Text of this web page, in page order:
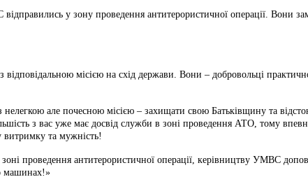
у зону проведення антитерористичної операції. Вони
місією на схід держави. Вони – добровольці
але почесною місією – захищати свою Батьківщину та
з вас уже має досвід служби в зоні проведення АТО, тому
витримку та мужність!
проведення антитерористичної операції, керівництву УМВС
машинах!»